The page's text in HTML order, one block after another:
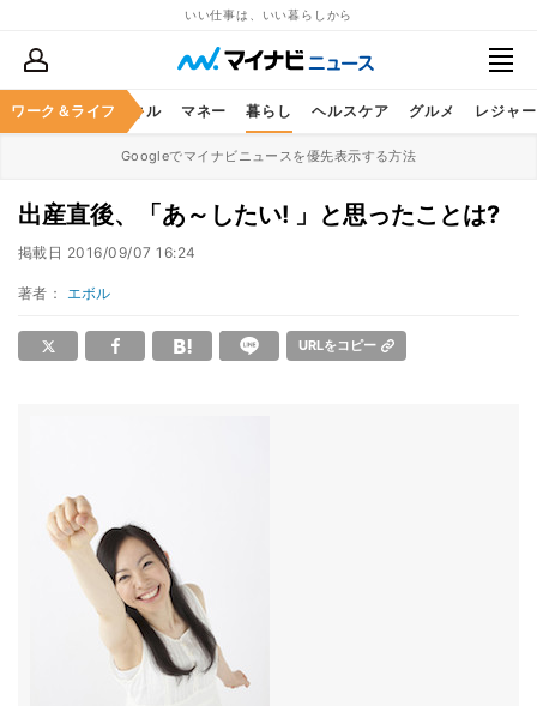
いい仕事は、いい暮らしから
ワーク＆ライフ
ア ビジネススキル マネー 暮らし ヘルスケア グルメ レジャー
Googleでマイナビニュースを優先表示する方法
出産直後、「あ～したい! 」と思ったことは?
掲載日 2016/09/07 16:24
著者： エボル
URLをコピー